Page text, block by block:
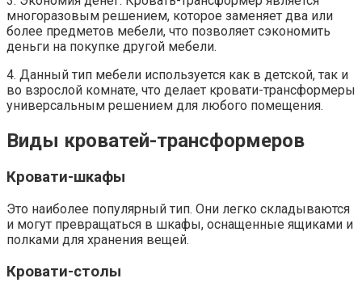
многоразовым решением, которое заменяет два или
более предметов мебели, что позволяет сэкономить
деньги на покупке другой мебели.
4. Данный тип мебели используется как в детской, так и
во взрослой комнате, что делает кровати-трансформеры
универсальным решением для любого помещения.
Виды кроватей-трансформеров
Кровати-шкафы
Это наиболее популярный тип. Они легко складываются
и могут превращаться в шкафы, оснащенные ящиками и
полками для хранения вещей.
Кровати-столы